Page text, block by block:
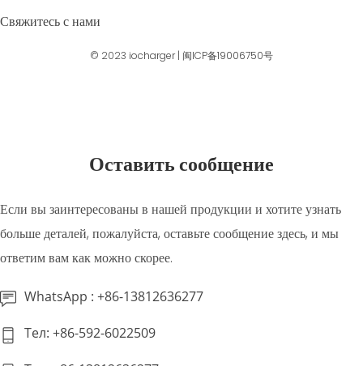
Свяжитесь с нами
© 2023 iocharger| 闽ICP备19006750号
Оставить сообщение
Если вы заинтересованы в нашей продукции и хотите узнать
больше деталей, пожалуйста, оставьте сообщение здесь, и мы
ответим вам как можно скорее.
WhatsApp : +86-13812636277
Тел: +86-592-6022509